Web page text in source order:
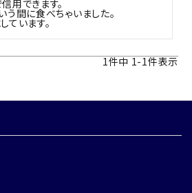
用できます。
う間に食べちゃいました。
ています。
1件中 1-1件表示